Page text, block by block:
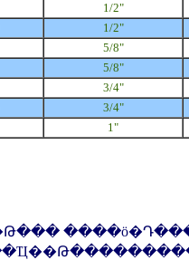
1/2"
1/2"
5/8"
5/8"
3/4"
3/4"
1"